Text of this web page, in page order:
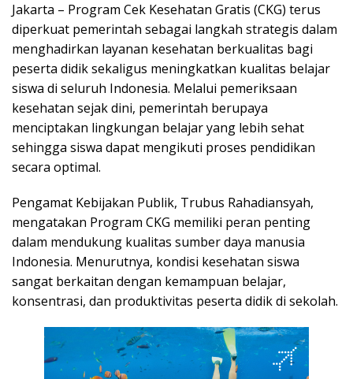
Jakarta – Program Cek Kesehatan Gratis (CKG) terus
diperkuat pemerintah sebagai langkah strategis dalam
menghadirkan layanan kesehatan berkualitas bagi
peserta didik sekaligus meningkatkan kualitas belajar
siswa di seluruh Indonesia. Melalui pemeriksaan
kesehatan sejak dini, pemerintah berupaya
menciptakan lingkungan belajar yang lebih sehat
sehingga siswa dapat mengikuti proses pendidikan
secara optimal.
Pengamat Kebijakan Publik, Trubus Rahadiansyah,
mengatakan Program CKG memiliki peran penting
dalam mendukung kualitas sumber daya manusia
Indonesia. Menurutnya, kondisi kesehatan siswa
sangat berkaitan dengan kemampuan belajar,
konsentrasi, dan produktivitas peserta didik di sekolah.